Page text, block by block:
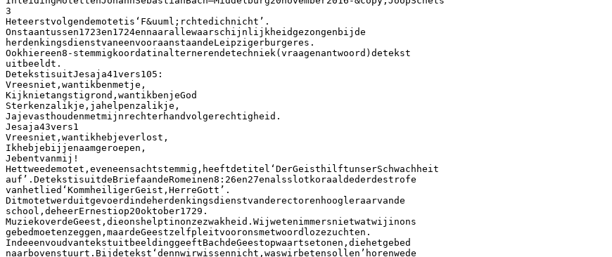
3
Heteerstvolgendemotetis‘F&uuml;rchtedichnicht’.
Onstaantussen1723en1724ennaarallewaarschijnlijkheidgezongenbijde
herdenkingsdienstvaneenvooraanstaandeLeipzigerburgeres.
Ookhiereen8-stemmigkoordatinalternerendetechniek(vraagenantwoord)detekst
uitbeeldt.
DetekstisuitJesaja41vers105:
Vreesniet,wantikbenmetje,
Kijknietangstigrond,wantikbenjeGod
Sterkenzalikje,jahelpenzalikje,
Jajevasthoudenmetmijnrechterhandvolgerechtigheid.
Jesaja43vers1
Vreesniet,wantikhebjeverlost,
Ikhebjebijjenaamgeroepen,
Jebentvanmij!
Hettweedemotet,eveneensachtstemmig,heeftdetitel‘DerGeisthilftunserSchwachheit
auf’.DetekstisuitdeBriefaandeRomeinen8:26en27enalsslotkoraaldederdestrofe
vanhetlied‘KommheiligerGeist,HerreGott’.
Ditmotetwerduitgevoerdindeherdenkingsdienstvanderectorenhoogleraarvande
school,deheerErnestiop20oktober1729.
MuziekoverdeGeest,dieonshelptinonzezwakheid.Wijwetenimmersnietwatwijinons
gebedmoetenzeggen,maardeGeestzelfpleitvooronsmetwoordlozezuchten.
IndeeenvoudvantekstuitbeeldinggeeftBachdeGeestopwaartsetonen,diehetgebed
naarbovenstuurt.Bijdetekst‘dennwirwissennicht,waswirbetensollen’horenwede